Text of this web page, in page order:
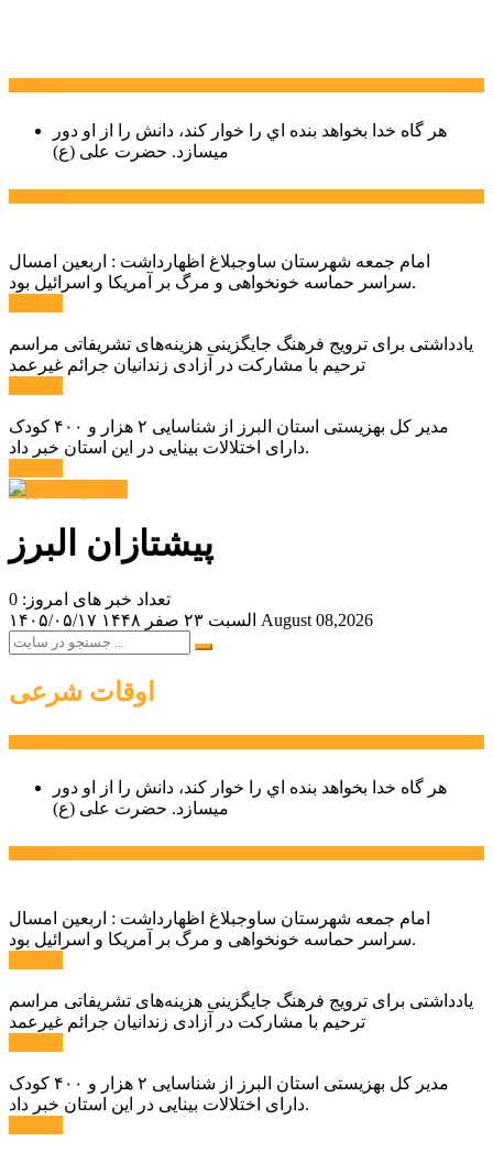
هر گاه خدا بخواهد بنده اي را خوار كند، دانش را از او دور
میسازد. حضرت علی (ع)
امام جمعه شهرستان ساوجبلاغ اظهارداشت : اربعین امسال
سراسر حماسه خونخواهی و مرگ بر آمریکا و اسرائیل بود.
یادداشتی برای ترویج فرهنگ جایگزینی هزینه‌های تشریفاتی مراسم
ترحیم با مشارکت در آزادی زندانیان جرائم غیرعمد
مدیر کل بهزیستی استان البرز از شناسایی ۲ هزار و ۴۰۰ کودک
دارای اختلالات بینایی در این استان خبر داد.
پیشتازان البرز
تعداد خبر های امروز: 0
۱۴۰۵/۰۵/۱۷
السبت ۲۳ صفر ۱۴۴۸ August 08,2026
اوقات شرعی
هر گاه خدا بخواهد بنده اي را خوار كند، دانش را از او دور
میسازد. حضرت علی (ع)
امام جمعه شهرستان ساوجبلاغ اظهارداشت : اربعین امسال
سراسر حماسه خونخواهی و مرگ بر آمریکا و اسرائیل بود.
یادداشتی برای ترویج فرهنگ جایگزینی هزینه‌های تشریفاتی مراسم
ترحیم با مشارکت در آزادی زندانیان جرائم غیرعمد
مدیر کل بهزیستی استان البرز از شناسایی ۲ هزار و ۴۰۰ کودک
دارای اختلالات بینایی در این استان خبر داد.